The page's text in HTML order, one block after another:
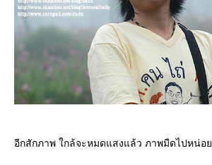
อีกสักภาพ ใกล้จะหมดแสงแล้ว ภาพมืดไปหน่อ